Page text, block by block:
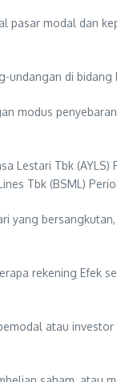
pasar modal dan
undangan di bidang
modus
Lestari Tbk (AYLS)
Tbk (BSML)
yang
rekening Efek
atau